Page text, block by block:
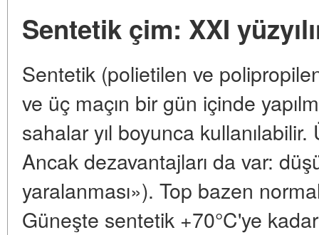
Sentetik çim: XXI
Sentetik (polietilen ve
ve üç maçın bir gün içinde
sahalar yıl boyunca
Ancak dezavantajları da var:
yaralanması»). Top bazen
Güneşte sentetik +70°C'ye kadar